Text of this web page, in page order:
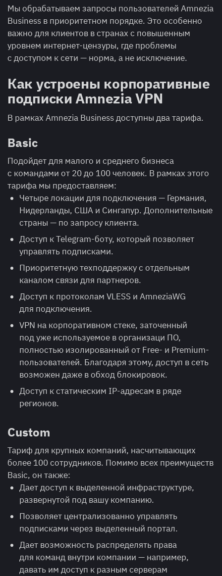
Мы обрабатываем запросы пользователей Amnezia
Business в приоритетном порядке. Это особенно
важно для клиентов в странах с повышенным
уровнем интернет-цензуры, где проблемы
с доступом к сети — норма, а не исключение.
Как устроены корпоративные
подписки Amnezia VPN
В рамках Amnezia Business доступны два тарифа.
Basic
Подойдет для малого и среднего бизнеса
с командами от 20 до 100 человек. В рамках этого
тарифа мы предоставляем:
Четыре локации для подключения — Германия,
Нидерланды, США и Сингапур. Дополнительные
страны — по запросу клиента.
Доступ к Telegram-боту, который позволяет
управлять подписками.
Приоритетную техподдержку с отдельным
каналом связи для партнеров.
Доступ к протоколам VLESS и AmneziaWG
для подключения.
VPN на корпоративном стеке, заточенный
под уже используемое в организаци ПО,
полностью изолированный от Free- и Premium-
пользователей. Благодаря этому, доступ в сеть
возможен даже в обход блокировок.
Доступ к статическим IP-адресам в ряде
регионов.
Сustom
Тариф для крупных компаний, насчитывающих
более 100 сотрудников. Помимо всех преимуществ
Basic, он также:
Дает доступ к выделенной инфраструктуре,
развернутой под вашу компанию.
Позволяет централизованно управлять
подписками через выделенный портал.
Дает возможность распределять права
для команд внутри компании — например,
давать им доступ к разным серверам